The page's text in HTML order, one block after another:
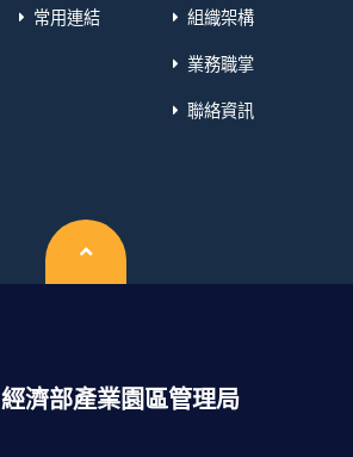
常用連結 組織架構
業務職掌
聯絡資訊
經濟部產業園區管理局